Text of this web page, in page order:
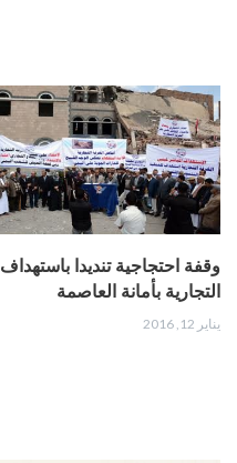
وقفة احتجاجية تنديدا
التجارية بأمانة العاصمة
يناير 12, 2016